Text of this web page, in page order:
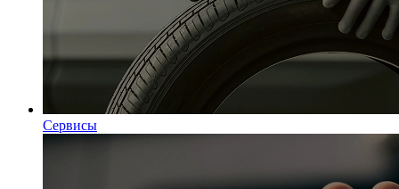
Сервисы